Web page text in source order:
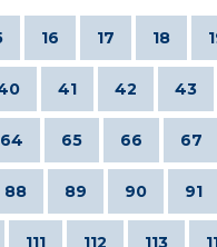
16 17 18
41 42 43
64 65 66 67
88 89 90 91
111 112 113